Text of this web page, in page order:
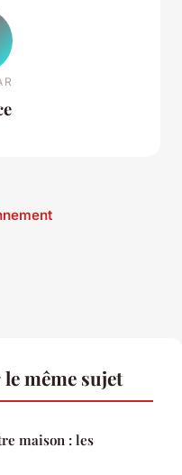
même sujet
maison : les